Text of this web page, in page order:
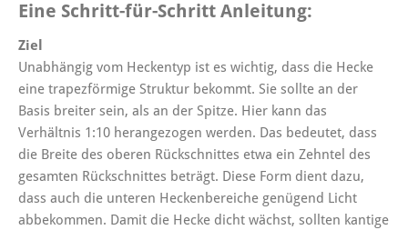
Eine Schritt-für-Schritt Anleitung:
Ziel
Unabhängig vom Heckentyp ist es wichtig, dass die Hecke
eine trapezförmige Struktur bekommt. Sie sollte an der
Basis breiter sein, als an der Spitze. Hier kann das
Verhältnis 1:10 herangezogen werden. Das bedeutet, dass
die Breite des oberen Rückschnittes etwa ein Zehntel des
gesamten Rückschnittes beträgt. Diese Form dient dazu,
dass auch die unteren Heckenbereiche genügend Licht
abbekommen. Damit die Hecke dicht wächst, sollten kantige